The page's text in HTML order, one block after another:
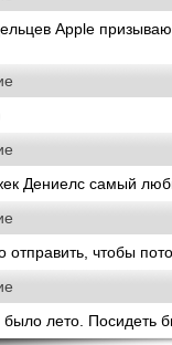
Apple
Дениелс самый
отправить, чтобы
лето. Посидеть